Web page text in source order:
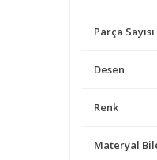
Parça Sayısı
Desen
Renk
Materyal